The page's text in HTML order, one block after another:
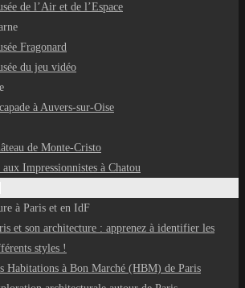
de l’Air et de l’Espace
Fragonard
du jeu vidéo
à Auvers-sur-Oise
de Monte-Cristo
Impressionnistes à Chatou
à Paris et en IdF
et son architecture : apprenez à identifier les
styles !
Habitations à Bon Marché (HBM) de Paris